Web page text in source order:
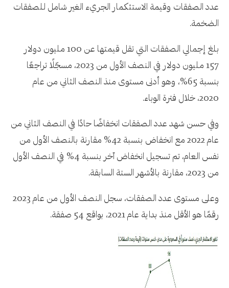
عدد الصفقات وقيمة الاستثكمار الجريء الغير شامل للصفقات
الضخمة.
بلغ إجمالي الصفقات التي تقل قيمتها عن 100 مليون دولار
157 مليون دولار في النصف الأول من 2023، مسجّلًا تراجعًا
بنسبة 65%، وهو أدنى مستوى منذ النصف الثاني من عام
2020، خلال فترة الوباء.
وفي حسن شهد عدد الصفقات انخفاضًا حادًا في النصف الثاني من
عام 2022 مع انخفاض بنسبة 42% مقارنة بالنصف الأول من
نفس العام، تم تسجيل انخفاض آخر بنسبة 4% في النصف الأول
من 2023، مقارنة بالأشهر الستة السابقة.
وعلى مستوى عدد الصفقات، سجل النصف الأول من عام 2023
رقمًا هو الأقل منذ بداية عام 2021، بواقع 54 صفقة.